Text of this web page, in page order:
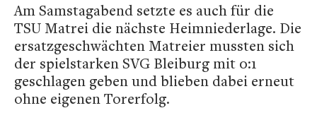
Am Samstagabend setzte es auch für die
TSU Matrei die nächste Heimniederlage. Die
ersatzgeschwächten Matreier mussten sich
der spielstarken SVG Bleiburg mit 0:1
geschlagen geben und blieben dabei erneut
ohne eigenen Torerfolg.